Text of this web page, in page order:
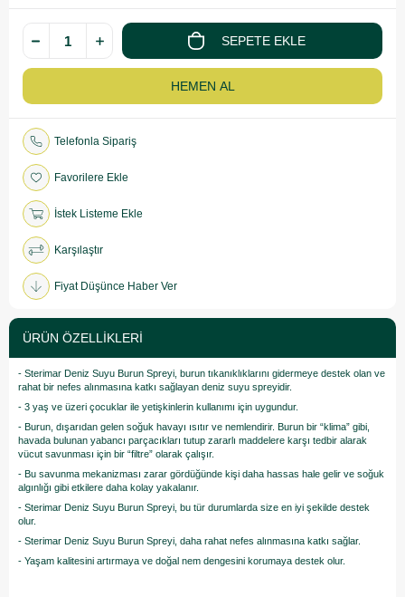
Telefonla Sipariş
Favorilere Ekle
İstek Listeme Ekle
Karşılaştır
Fiyat Düşünce Haber Ver
ÜRÜN ÖZELLIKLERI
- Sterimar Deniz Suyu Burun Spreyi, burun tıkanıklıklarını gidermeye destek olan ve
rahat bir nefes alınmasına katkı sağlayan deniz suyu spreyidir.
- 3 yaş ve üzeri çocuklar ile yetişkinlerin kullanımı için uygundur.
- Burun, dışarıdan gelen soğuk havayı ısıtır ve nemlendirir. Burun bir “klima” gibi,
havada bulunan yabancı parçacıkları tutup zararlı maddelere karşı tedbir alarak
vücut savunması için bir “filtre” olarak çalışır.
- Bu savunma mekanizması zarar gördüğünde kişi daha hassas hale gelir ve soğuk
algınlığı gibi etkilere daha kolay yakalanır.
- Sterimar Deniz Suyu Burun Spreyi, bu tür durumlarda size en iyi şekilde destek
olur.
- Sterimar Deniz Suyu Burun Spreyi, daha rahat nefes alınmasına katkı sağlar.
- Yaşam kalitesini artırmaya ve doğal nem dengesini korumaya destek olur.